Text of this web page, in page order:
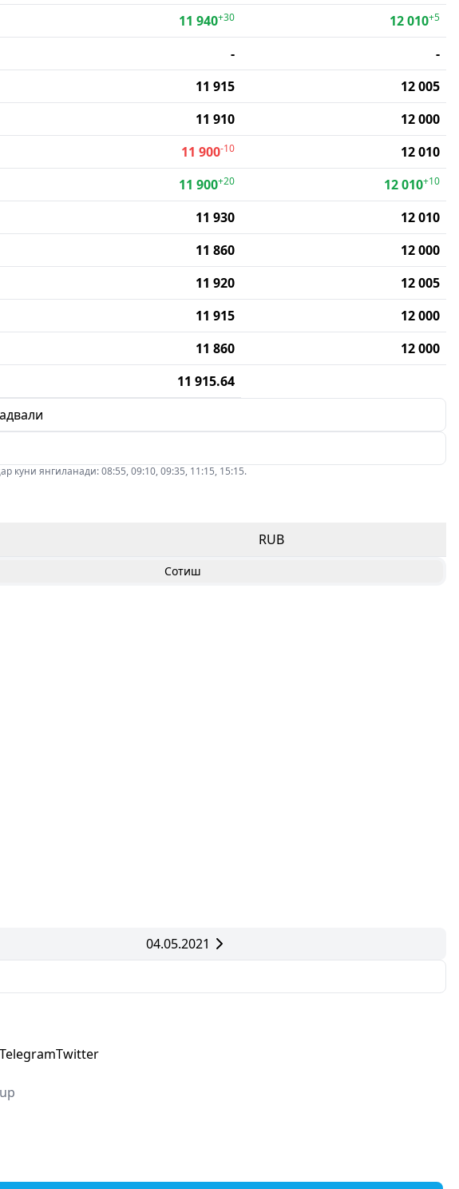
11 940+30 12 010+5
-
-
11 915
12 005
11 910
12 000
11 900-10
12 010
11 900+20 12 010+10
11 930
12 010
11 860
12 000
11 920
12 005
11 915
12 000
11 860
12 000
11 915.64
куни янгиланади: 08:55, 09:10, 09:35, 11:15, 15:15.
RUB
Сотиш
04.05.2021
TelegramTwitter